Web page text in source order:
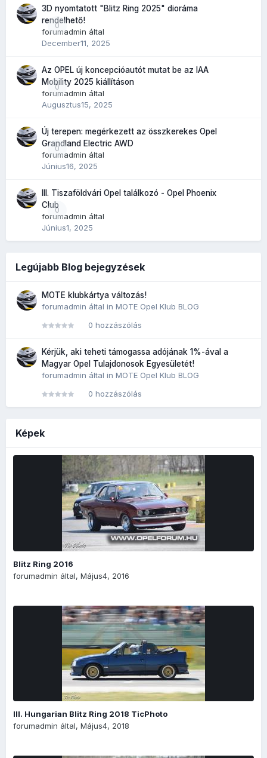
0
3D nyomtatott "Blitz Ring 2025" dioráma
rendelhető!
forumadmin által
December11, 2025
0
Az OPEL új koncepcióautót mutat be az IAA
Mobility 2025 kiállításon
forumadmin által
Augusztus15, 2025
0
Új terepen: megérkezett az összkerekes Opel
Grandland Electric AWD
forumadmin által
Június16, 2025
0
III. Tiszaföldvári Opel találkozó - Opel Phoenix
Club
forumadmin által
Június1, 2025
Legújabb Blog bejegyzések
MOTE klubkártya változás!
forumadmin által in MOTE Opel Klub BLOG
0 hozzászólás
Kérjük, aki teheti támogassa adójának 1%-ával a
Magyar Opel Tulajdonosok Egyesületét!
forumadmin által in MOTE Opel Klub BLOG
0 hozzászólás
Képek
Blitz Ring 2016
forumadmin által, Május4, 2016
III. Hungarian Blitz Ring 2018 TicPhoto
forumadmin által, Május4, 2018